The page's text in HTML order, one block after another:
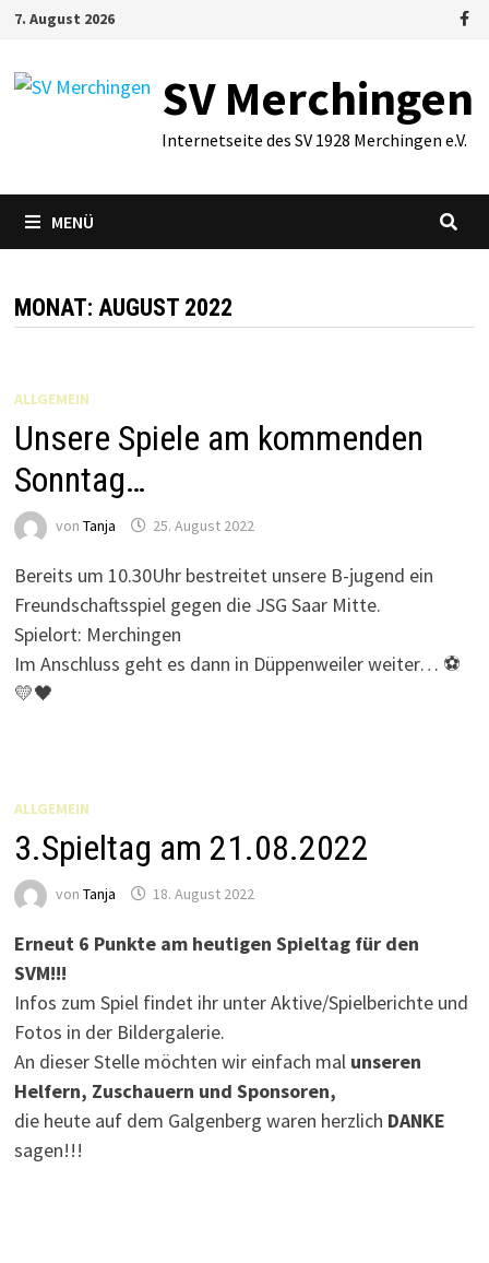
Zum
springen
7. August 2026
SV Merchingen
Internetseite des SV 1928 Merchingen e.V.
MENÜ
MONAT: AUGUST 2022
ALLGEMEIN
Unsere Spiele am kommenden
Sonntag…
von Tanja 25. August 2022
Bereits um 10.30Uhr bestreitet unsere B-jugend ein
Freundschaftsspiel gegen die JSG Saar Mitte.
Spielort: Merchingen
Im Anschluss geht es dann in Düppenweiler weiter… ⚽
💛🖤
ALLGEMEIN
3.Spieltag am 21.08.2022
von Tanja 18. August 2022
Erneut 6 Punkte am heutigen Spieltag für den
SVM!!!
Infos zum Spiel findet ihr unter Aktive/Spielberichte und
Fotos in der Bildergalerie.
An dieser Stelle möchten wir einfach mal unseren
Helfern, Zuschauern und Sponsoren,
die heute auf dem Galgenberg waren herzlich DANKE
sagen!!!